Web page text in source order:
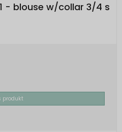
- blouse w/collar 3/4 s
produkt